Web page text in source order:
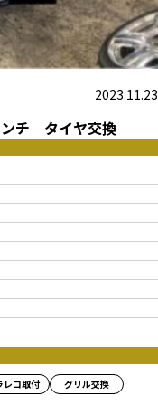
2023.11.23
チ タイヤ交換
レコ取付
グリル交換